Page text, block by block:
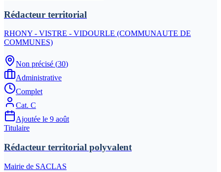
Rédacteur territorial
RHONY - VISTRE - VIDOURLE (COMMUNAUTE DE
COMMUNES)
Non précisé (30)
Administrative
Complet
Cat. C
Ajoutée le 9 août
Titulaire
Rédacteur territorial polyvalent
Mairie de SACLAS